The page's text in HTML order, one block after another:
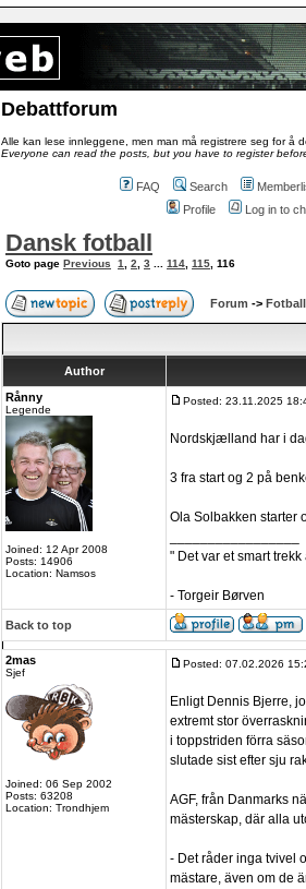
Debattforum
Alle kan lese innleggene, men man må registrere seg for å
Everyone can read the posts, but you have to register
FAQ Search
Profile
Log in to
Dansk fotball
Goto page Previous 1 2 3 114 115 116
Forum ->
Author
Rånny
Legende
Joined: 12 Apr 2008
Posts: 14906
Location: Namsos
Posted: 23.11.2025
Nordskjælland har i
3 fra start og 2 på
Ola Solbakken starter
" Det var et smart
- Torgeir Børven
Back to top
2mas
Sjef
Joined: 06 Sep 2002
Posts: 63208
Location: Trondhjem
Posted: 07.02.2026
Enligt Dennis Bjerre,
extremt stor
i toppstriden förra
slutade sist efter sju
AGF, från Danmarks
mästerskap, där alla
- Det råder inga tvivel
mästare, även om de